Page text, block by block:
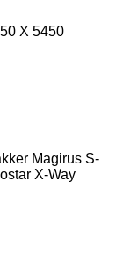
X 5450
Magirus S-
X-Way